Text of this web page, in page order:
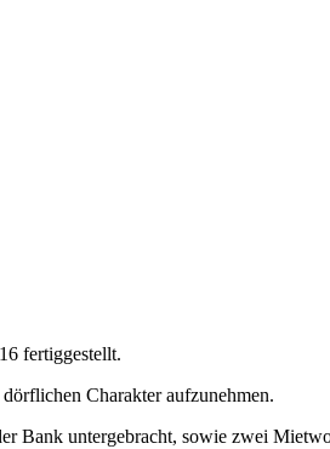
fertiggestellt.
Charakter aufzunehmen.
Bank untergebracht, sowie zwei